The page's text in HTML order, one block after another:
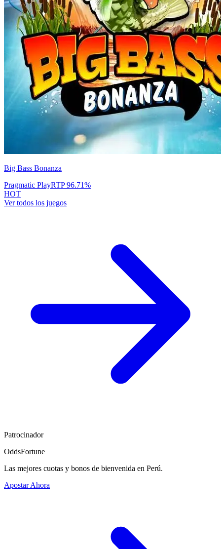
Big Bass Bonanza
Pragmatic PlayRTP96.71%
HOT
Ver todos los juegos
Patrocinador
OddsFortune
Las mejores cuotas y bonos de bienvenida en Perú.
Apostar Ahora